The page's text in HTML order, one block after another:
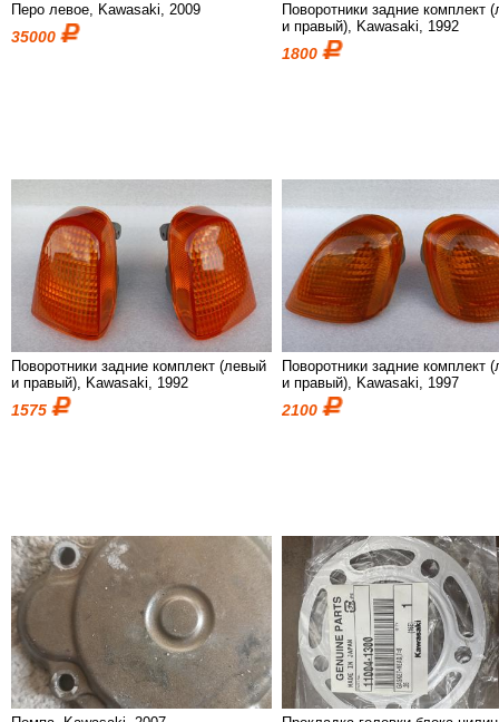
Перо левое, Kawasaki, 2009
35000
Поворотники задние комплект
и правый), Kawasaki, 1992
1800
Поворотники задние комплект (левый
и правый), Kawasaki, 1992
1575
Поворотники задние комплект
и правый), Kawasaki, 1997
2100